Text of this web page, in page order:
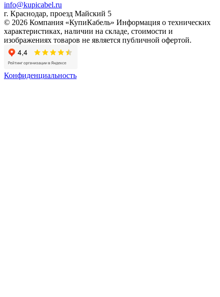
info@kupicabel.ru
г. Краснодар, проезд Майский 5
© 2026 Компания «КупиКабель» Информация о технических
характеристиках, наличии на складе, стоимости и
изображениях товаров не является публичной офертой.
Конфиденциальность